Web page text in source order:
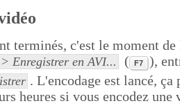
terminés, c'est le moment
Enregistrer en AVI... ( F7
),
. L'encodage est lancé,
heures si vous encodez une